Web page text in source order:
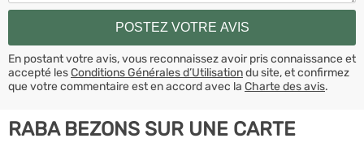
En postant votre avis, vous reconnaissez avoir pris connaissance et
accepté lesConditions Générales d’Utilisationdu site, et confirmez
que votre commentaire est en accord avec la Charte des avis.
RABA BEZONS SUR UNE CARTE